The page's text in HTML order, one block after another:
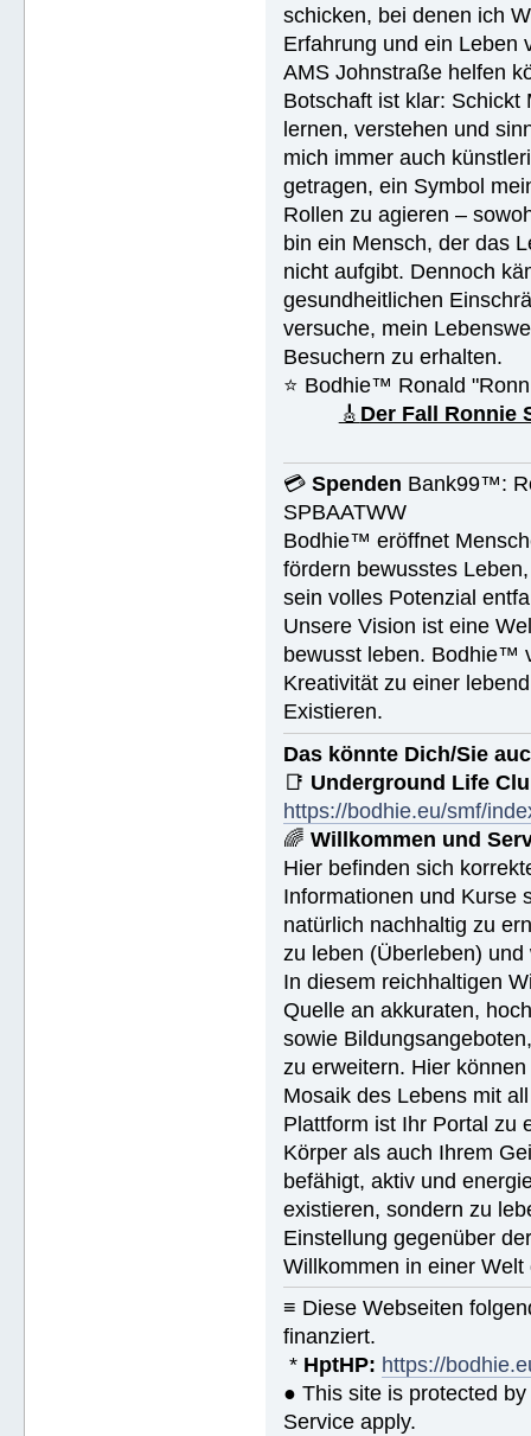
schicken, bei denen ich
Erfahrung und ein Leben
AMS Johnstraße helfen
Botschaft ist klar: Schickt
lernen, verstehen und
mich immer auch
getragen, ein Symbol
Rollen zu agieren –
bin ein Mensch, der das
nicht aufgibt. Dennoch
gesundheitlichen
versuche, mein
Besuchern zu erhalten.
⭐️ Bodhie™ Ronald
🎸 Der Fall Ronnie
💳Spenden Bank99™:
SPBAATWW
Bodhie™ eröffnet
fördern bewusstes
sein volles Potenzial
Unsere Vision ist eine
bewusst leben. Bodhie™
Kreativität zu einer
Existieren.
Das könnte Dich/Sie
📑 Underground Life
https://bodhie.eu/smf/
🌈Willkommen und
Hier befinden sich
Informationen und Kurse
natürlich nachhaltig zu
zu leben (Überleben)
In diesem reichhaltigen
Quelle an akkuraten,
sowie
zu erweitern. Hier
Mosaik des Lebens mit
Plattform ist Ihr Portal zu
Körper als auch Ihrem
befähigt, aktiv und
existieren, sondern zu
Einstellung gegenüber
Willkommen in einer
≡ Diese Webseiten
finanziert.
* HptHP: https://
● This site is protected
Service apply.